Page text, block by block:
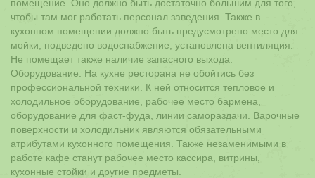
помещение. Оно должно быть достаточно большим для того,
чтобы там мог работать персонал заведения. Также в
кухонном помещении должно быть предусмотрено место для
мойки, подведено водоснабжение, установлена вентиляция.
Не помещает также наличие запасного выхода.
Оборудование. На кухне ресторана не обойтись без
профессиональной техники. К ней относится тепловое и
холодильное оборудование, рабочее место бармена,
оборудование для фаст-фуда, линии самораздачи. Варочные
поверхности и холодильник являются обязательными
атрибутами кухонного помещения. Также незаменимыми в
работе кафе станут рабочее место кассира, витрины,
кухонные стойки и другие предметы.